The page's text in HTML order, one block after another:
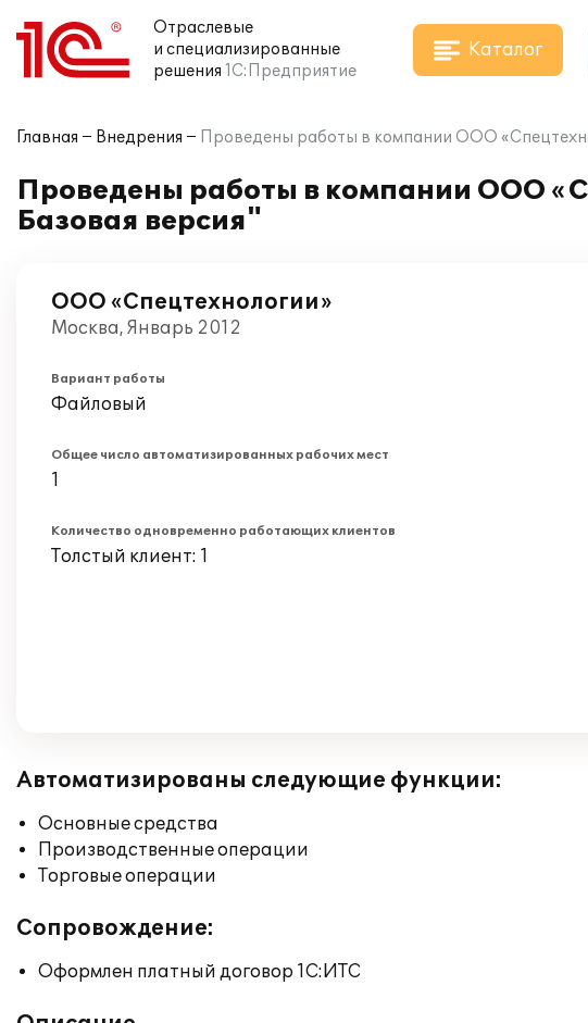
Отраслевые
и специализированные
решения 1С:Предприятие
Каталог
Главная Внедрения Проведены работы в компании ООО
Проведены работы в компании ООО
Базовая версия"
ООО «Спецтехнологии»
Москва, Январь 2012
Вариант работы
Файловый
Общее число автоматизированных рабочих мест
1
Количество одновременно работающих клиентов
Толстый клиент: 1
Автоматизированы следующие функции:
Основные средства
Производственные операции
Торговые операции
Сопровождение:
Оформлен платный договор 1С:ИТС